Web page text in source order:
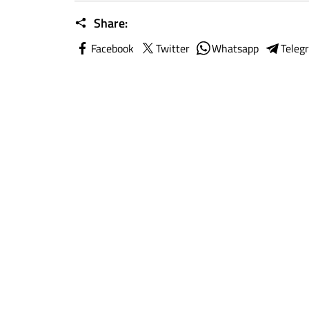
Share:
Facebook Twitter Whatsapp